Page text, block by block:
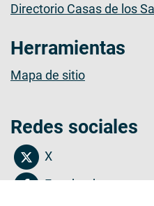
Directorio Casas de los
Herramientas
Mapa de sitio
Redes sociales
X
Facebook